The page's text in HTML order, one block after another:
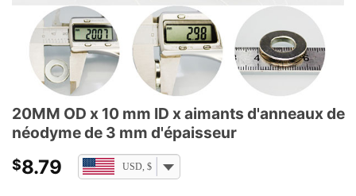
20MM OD x 10 mm ID x aimants d'anneaux de
néodyme de 3 mm d'épaisseur
$8.79 USD, $